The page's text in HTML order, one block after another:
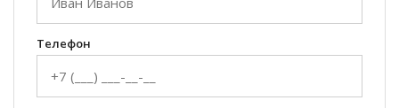
Телефон